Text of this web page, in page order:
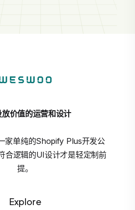
价值的运营和设计
家单纯的Shopify Plus开发公
合逻辑的UI设计才是轻定制前
提。
Explore